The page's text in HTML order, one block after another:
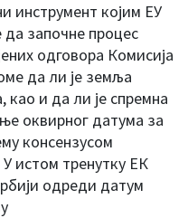
инструмент којим ЕУ
започне процес
одговора Комисија
да ли је земља
као и да ли је спремна
оквирног датума за
консензусом
истом тренутку ЕК
одреди датум